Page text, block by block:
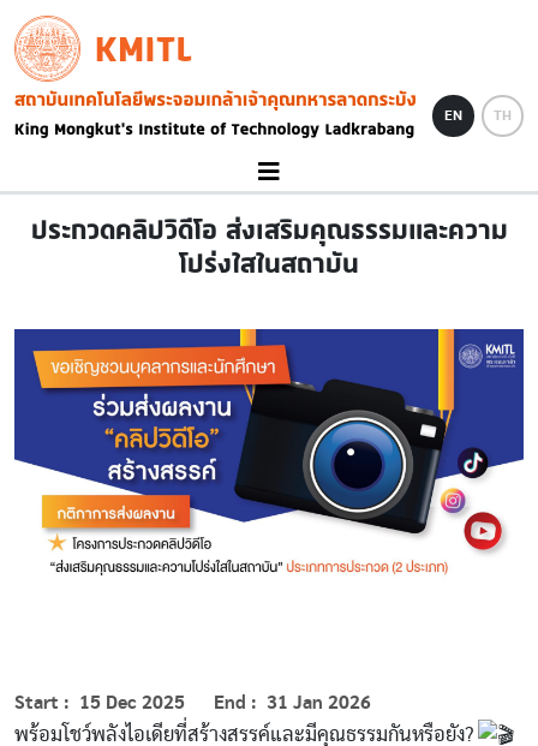
Skip to main content
KMITL
Image
EN TH
ประกวดคลิปวิดีโอ ส่งเสริมคุณธรรมและความ
โปร่งใสในสถาบัน
Start 15 Dec 2025 End 31 Jan 2026
พร้อมโชว์พลังไอเดียที่สร้างสรรค์และมีคุณธรรมกันหรือยัง?